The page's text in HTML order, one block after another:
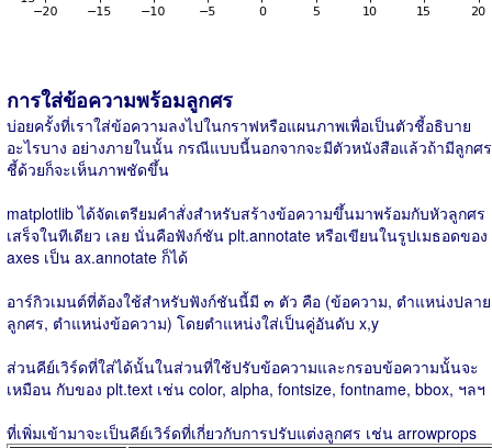
การใส่ข้อความพร้อมลูกศร
บ่อยครั้งที่เราใส่ข้อความลงไปในกราฟหรือแผนภาพเพื่อเป็นตัวชี้อธิบาย
อะไรบาง อย่างภายในนั้น กรณีแบบนี้นอกจากจะมีตัวหนังสือแล้วถ้ามีลูกศร
ชี้ด้วยก็จะเห็นภาพชัดขึ้น
matplotlib ได้จัดเตรียมคำสั่งสำหรับสร้างข้อความขึ้นมาพร้อมกับหัวลูกศร
เสร็จในทีเดียว เลย นั่นคือฟังก์ชัน plt.annotate หรือเขียนในรูปเมธอดของ
axes เป็น ax.annotate ก็ได้
อาร์กิวเมนต์ที่ต้องใช้สำหรับฟังก์ชันนี้มี ๓ ตัว คือ (ข้อความ, ตำแหน่งปลาย
ลูกศร, ตำแหน่งข้อความ) โดยตำแหน่งใส่เป็นคู่อันดับ x,y
ส่วนคีย์เวิร์ดที่ใส่ได้นั้นในส่วนที่ใช้ปรับข้อความและกรอบข้อความนั้นจะ
เหมือน กับของ plt.text เช่น color, alpha, fontsize, fontname, bbox, ฯลฯ
ที่เพิ่มเข้ามาจะเป็นคีย์เวิร์ดที่เกี่ยวกับการปรับแต่งลูกศร เช่น arrowprops